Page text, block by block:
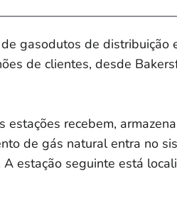
gasodutos de distribuição
de clientes, desde
recebem,
de gás natural entra no
estação seguinte está